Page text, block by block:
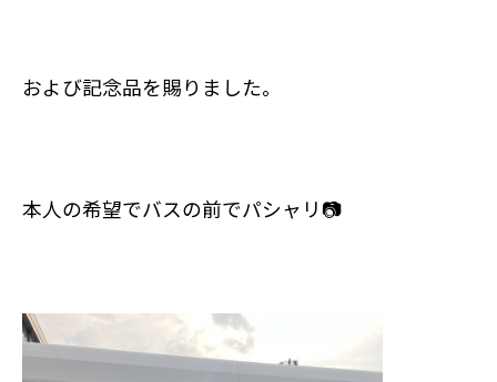
および記念品を賜りました。
本人の希望でバスの前でパシャリ 📷